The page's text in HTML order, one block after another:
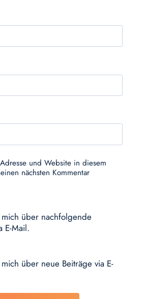
und Website in diesem
nächsten Kommentar
über nachfolgende
E-Mail.
über neue Beiträge via E-